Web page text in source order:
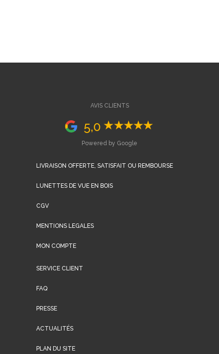
AVIS CLIENTS
5,0
Powered by Google
LIVRAISON OFFERTE, SATISFAIT OU REMBOURSE
LUNETTES DE VUE EN BOIS
CGV
MENTIONS LEGALES
MON COMPTE
SERVICE CLIENT
FAQ
PRESSE
ACTUALITÉS
PLAN DU SITE